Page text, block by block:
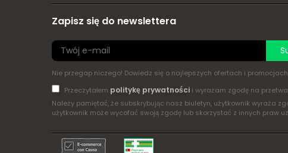
Zapisz się do newslettera
Nie przegap niczego! Dowiedz się o najlepszych ofertach i
Przeczytałem politykę prywatnościi wyrażam zgodę na
Należy pamiętać, że subskrybując nasz biuletyn, użytkownik wyraża
użytkownik może wycofać swoją zgodę lub skorzystać z innych